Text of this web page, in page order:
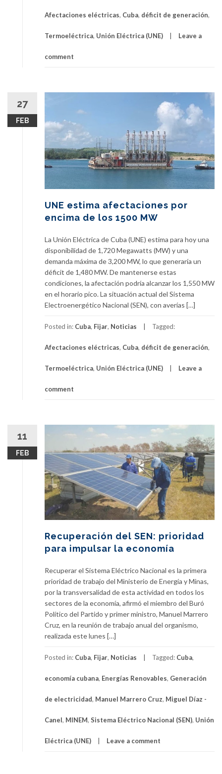
Afectaciones eléctricas, Cuba, déficit de generación,
Termoeléctrica, Unión Eléctrica (UNE) Leave a
comment
27
FEB
UNE estima afectaciones por
encima de los 1500 MW
La Unión Eléctrica de Cuba (UNE) estima para hoy una
disponibilidad de 1,720 Megawatts (MW) y una
demanda máxima de 3,200 MW, lo que generaría un
déficit de 1,480 MW. De mantenerse estas
condiciones, la afectación podría alcanzar los 1,550 MW
en el horario pico. La situación actual del Sistema
Electroenergético Nacional (SEN), con averías […]
Posted in: Cuba, Fijar, Noticias Tagged:
Afectaciones eléctricas, Cuba, déficit de generación,
Termoeléctrica, Unión Eléctrica (UNE) Leave a
comment
11
FEB
Recuperación del SEN: prioridad
para impulsar la economía
Recuperar el Sistema Eléctrico Nacional es la primera
prioridad de trabajo del Ministerio de Energía y Minas,
por la transversalidad de esta actividad en todos los
sectores de la economía, afirmó el miembro del Buró
Político del Partido y primer ministro, Manuel Marrero
Cruz, en la reunión de trabajo anual del organismo,
realizada este lunes […]
Posted in: Cuba, Fijar, Noticias Tagged: Cuba,
economía cubana, Energías Renovables, Generación
de electricidad, Manuel Marrero Cruz, Miguel Díaz -
Canel, MINEM, Sistema Eléctrico Nacional (SEN), Unión
Eléctrica (UNE) Leave a comment